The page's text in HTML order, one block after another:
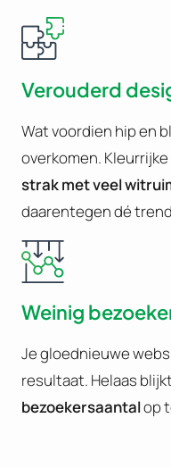
Verouderd
Wat voordien hip en
overkomen.
strak met veel
daarentegen dé
Weinig
Je gloednieuwe
resultaat. Helaas
bezoekersaantalop